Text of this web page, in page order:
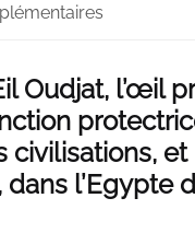
Oudjat, l’œil
civilisations, et
l’Egypte